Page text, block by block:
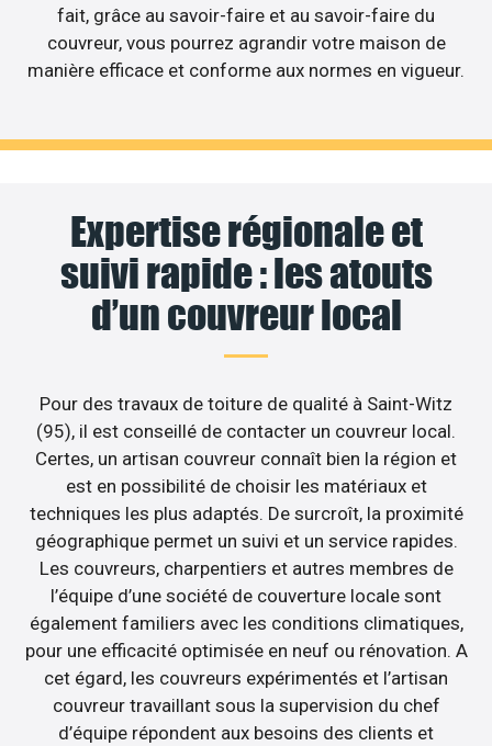
fait, grâce au savoir-faire et au savoir-faire du
couvreur, vous pourrez agrandir votre maison de
manière efficace et conforme aux normes en vigueur.
Expertise régionale et
suivi rapide : les atouts
d’un couvreur local
Pour des travaux de toiture de qualité à Saint-Witz
(95), il est conseillé de contacter un couvreur local.
Certes, un artisan couvreur connaît bien la région et
est en possibilité de choisir les matériaux et
techniques les plus adaptés. De surcroît, la proximité
géographique permet un suivi et un service rapides.
Les couvreurs, charpentiers et autres membres de
l’équipe d’une société de couverture locale sont
également familiers avec les conditions climatiques,
pour une efficacité optimisée en neuf ou rénovation. A
cet égard, les couvreurs expérimentés et l’artisan
couvreur travaillant sous la supervision du chef
d’équipe répondent aux besoins des clients et